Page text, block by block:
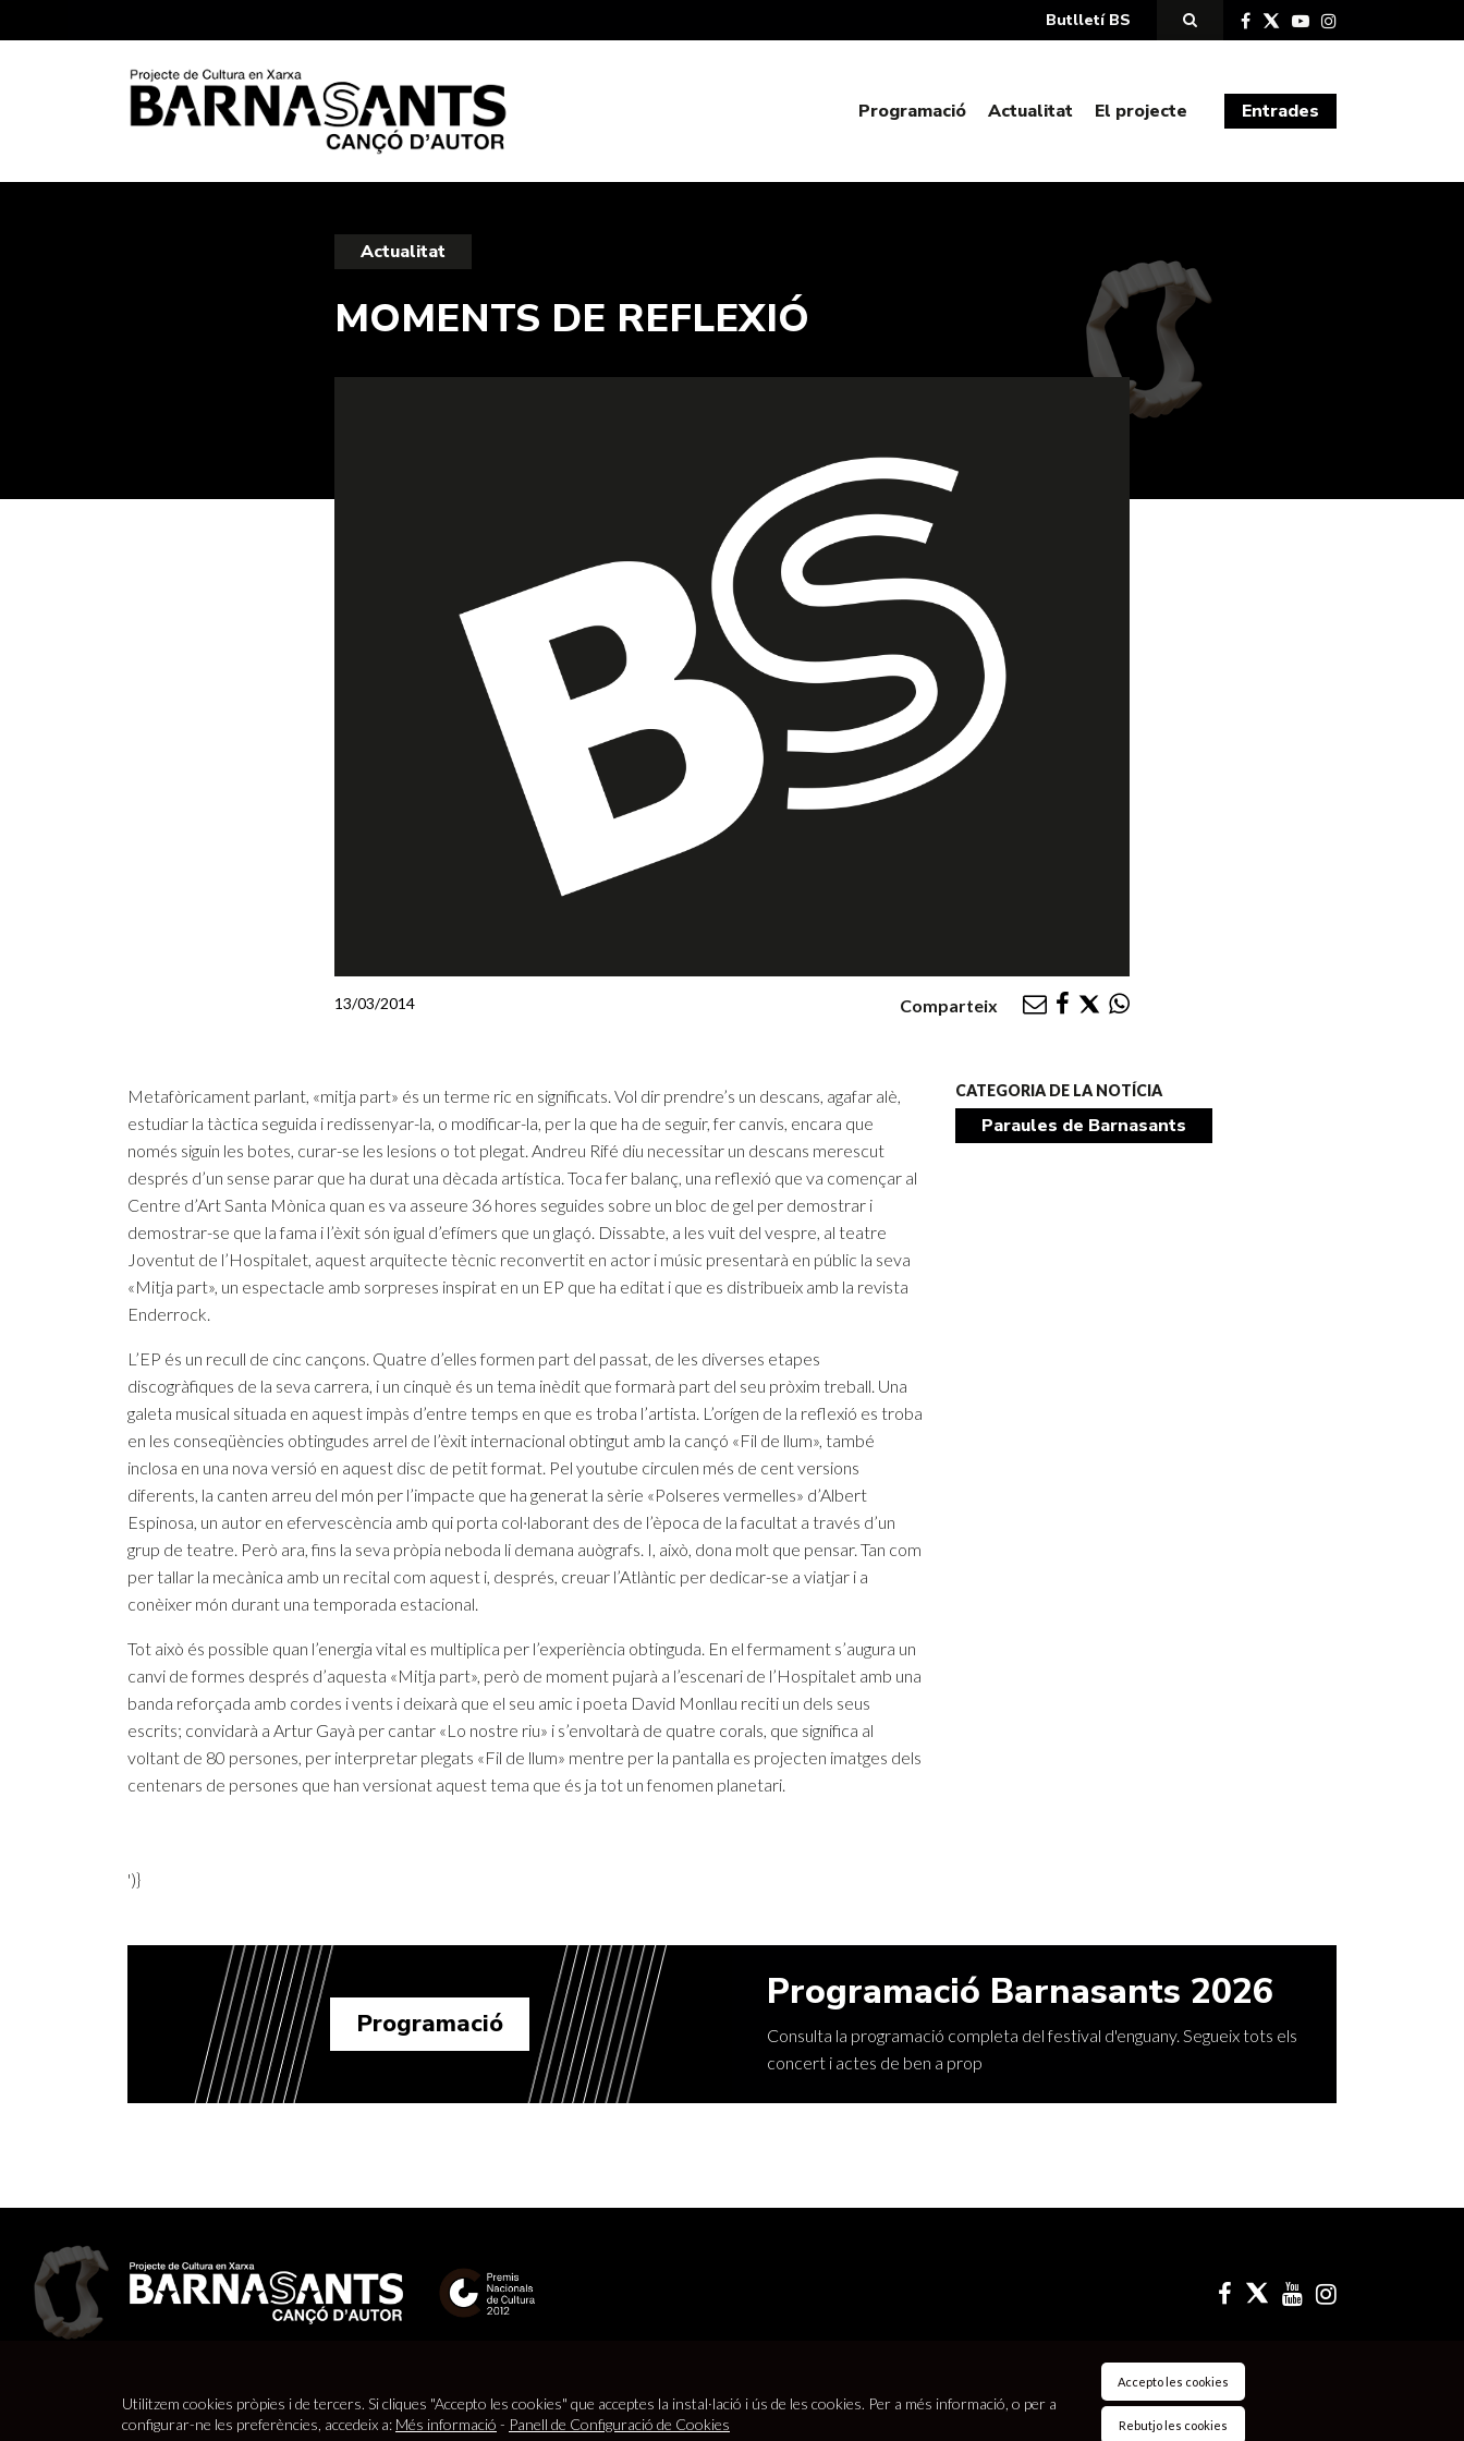
Butlletí BS
Programació Actualitat El projecte Entrades
Actualitat
MOMENTS DE REFLEXIÓ
13/03/2014 Comparteix
Metafòricament parlant, «mitja part» és un terme ric en significats. Vol dir prendre’s un descans, agafar alè,
estudiar la tàctica seguida i redissenyar-la, o modificar-la, per la que ha de seguir, fer canvis, encara que
només siguin les botes, curar-se les lesions o tot plegat. Andreu Rifé diu necessitar un descans merescut
després d’un sense parar que ha durat una dècada artística. Toca fer balanç, una reflexió que va començar al
Centre d’Art Santa Mònica quan es va asseure 36 hores seguides sobre un bloc de gel per demostrar i
demostrar-se que la fama i l’èxit són igual d’efímers que un glaçó. Dissabte, a les vuit del vespre, al teatre
Joventut de l’Hospitalet, aquest arquitecte tècnic reconvertit en actor i músic presentarà en públic la seva
«Mitja part», un espectacle amb sorpreses inspirat en un EP que ha editat i que es distribueix amb la revista
Enderrock.
L’EP és un recull de cinc cançons. Quatre d’elles formen part del passat, de les diverses etapes
discogràfiques de la seva carrera, i un cinquè és un tema inèdit que formarà part del seu pròxim treball. Una
galeta musical situada en aquest impàs d’entre temps en que es troba l’artista. L’orígen de la reflexió es troba
en les conseqüències obtingudes arrel de l’èxit internacional obtingut amb la cançó «Fil de llum», també
inclosa en una nova versió en aquest disc de petit format. Pel youtube circulen més de cent versions
diferents, la canten arreu del món per l’impacte que ha generat la sèrie «Polseres vermelles» d’Albert
Espinosa, un autor en efervescència amb qui porta col·laborant des de l’època de la facultat a través d’un
grup de teatre. Però ara, fins la seva pròpia neboda li demana auògrafs. I, això, dona molt que pensar. Tan com
per tallar la mecànica amb un recital com aquest i, després, creuar l’Atlàntic per dedicar-se a viatjar i a
conèixer món durant una temporada estacional.
Tot això és possible quan l’energia vital es multiplica per l’experiència obtinguda. En el fermament s’augura un
canvi de formes després d’aquesta «Mitja part», però de moment pujarà a l’escenari de l’Hospitalet amb una
banda reforçada amb cordes i vents i deixarà que el seu amic i poeta David Monllau reciti un dels seus
escrits; convidarà a Artur Gayà per cantar «Lo nostre riu» i s’envoltarà de quatre corals, que significa al
voltant de 80 persones, per interpretar plegats «Fil de llum» mentre per la pantalla es projecten imatges dels
centenars de persones que han versionat aquest tema que és ja tot un fenomen planetari.
')}
CATEGORIA DE LA NOTÍCIA
Paraules de Barnasants
Programació
Programació Barnasants 2026
Consulta la programació completa del festival d'enguany. Segueix tots els
concert i actes de ben a prop
© 2026 BarnasantsProjecte de Cultura en Xarxa |Avís legal|Política de cookies | Política de privacitat| Contacte |Crédits web
Utilitzem cookies pròpies i de tercers. Si cliques "Accepto les cookies" que acceptes la instal·lació i ús de les cookies. Per a més informació, o per a
configurar-ne les preferències, accedeix a: Més informació - Panell de Configuració de Cookies
Accepto les cookies
Rebutjo les cookies